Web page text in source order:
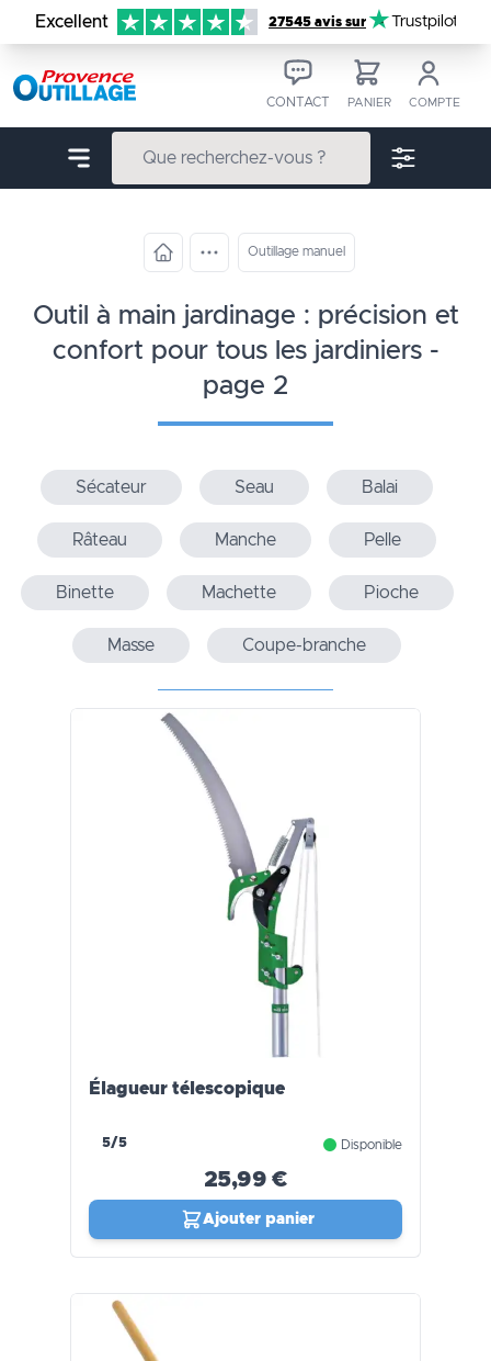
Aller au contenu
Excellent 27545 avis sur Trustpilot
CONTACT PANIER COMPTE
Outillage manuel
outil à main jardinage : précision et
confort pour tous les jardiniers -
page 2
Sécateur Seau Balai
Râteau Manche Pelle
Binette Machette Pioche
Masse Coupe-branche
Élagueur télescopique
5/5 Disponible
25,99 €
Ajouter panier